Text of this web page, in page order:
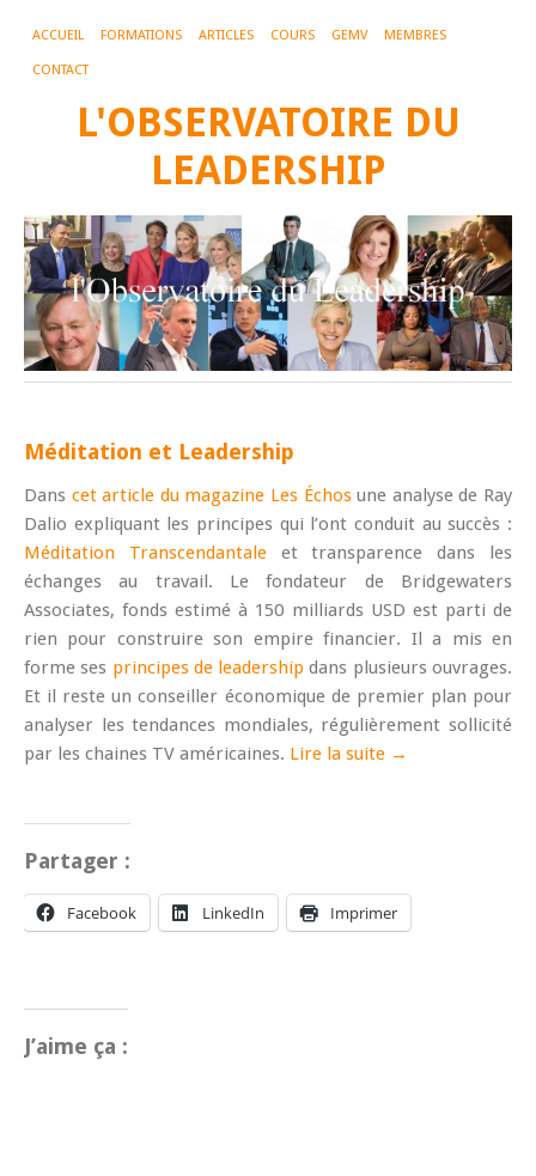
ACCUEIL FORMATIONS ARTICLES COURS GEMV MEMBRES
CONTACT
L'OBSERVATOIRE DU
LEADERSHIP
Méditation et Leadership
Dans cet article du magazine Les Échosune analyse de Ray
Dalio expliquant les principes qui l’ont conduit au succès :
Méditation Transcendantaleet transparence dans les
échanges au travail. Le fondateur de Bridgewaters
Associates, fonds estimé à 150 milliards USD est parti de
rien pour construire son empire financier. Il a mis en
forme ses principes de leadership dans plusieurs ouvrages.
Et il reste un conseiller économique de premier plan pour
analyser les tendances mondiales, régulièrement sollicité
par les chaines TV américaines. Lire la suite →
Partager :
Facebook LinkedIn Imprimer
J’aime ça :